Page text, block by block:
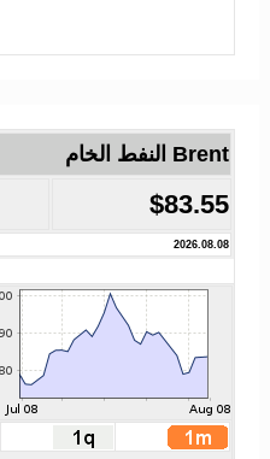
Brent النفط الخام
$83.55
2026.08.08